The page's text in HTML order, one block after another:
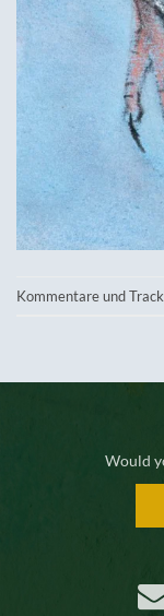
Kommentare und
Would